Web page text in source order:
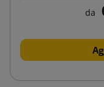
da